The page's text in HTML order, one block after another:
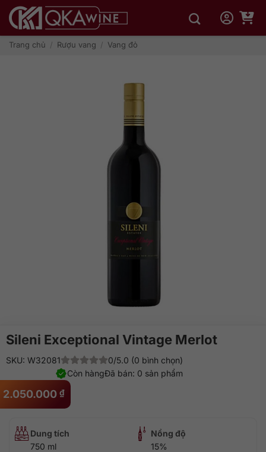
qua
dungTrang chủ / Rượu vang / Vang đỏ
Sileni Exceptional Vintage Merlot
2.050.000 ₫
SKU: W32081
0/5.0 (0 bình chọn)
Đã bán: 0 sản phẩm
Còn hàng
Dung tích
750 ml
Nồng độ
15%